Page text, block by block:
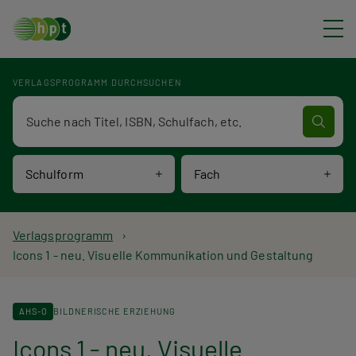
VERLAGSPROGRAMM DURCHSUCHEN
Schulform Fach
Verlagsprogramm Volltextsuche
P
a
d
Verlagsprogramm
Icons 1 - neu. Visuelle Kommunikation und Gestaltung
AHS-O BILDNERISCHE ERZIEHUNG
Icons 1 - neu. Visuelle